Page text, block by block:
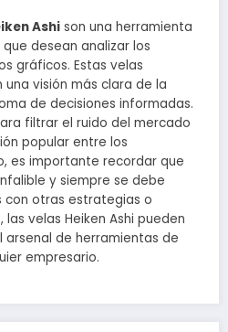
Ashi son una herramienta
desean analizar los
gráficos. Estas velas
visión más clara de la
de decisiones informadas.
filtrar el ruido del mercado
popular entre los
es importante recordar que
y siempre se debe
con otras estrategias o
velas Heiken Ashi pueden
arsenal de herramientas de
empresario.